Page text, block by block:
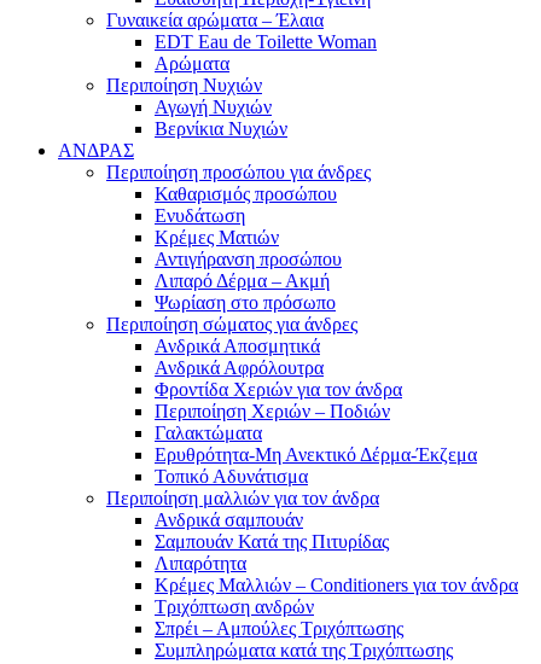
Γυναικεία αρώματα – Έλαια
EDT Eau de Toilette Woman
Αρώματα
Περιποίηση Νυχιών
Αγωγή Νυχιών
Βερνίκια Νυχιών
ΑΝΔΡΑΣ
Περιποίηση προσώπου για άνδρες
Καθαρισμός προσώπου
Ενυδάτωση
Κρέμες Ματιών
Αντιγήρανση προσώπου
Λιπαρό Δέρμα – Ακμή
Ψωρίαση στο πρόσωπο
Περιποίηση σώματος για άνδρες
Ανδρικά Αποσμητικά
Ανδρικά Αφρόλουτρα
Φροντίδα Χεριών για τον άνδρα
Περιποίηση Χεριών – Ποδιών
Γαλακτώματα
Ερυθρότητα-Μη Ανεκτικό Δέρμα-Έκζεμα
Τοπικό Αδυνάτισμα
Περιποίηση μαλλιών για τον άνδρα
Ανδρικά σαμπουάν
Σαμπουάν Κατά της Πιτυρίδας
Λιπαρότητα
Κρέμες Μαλλιών – Conditioners για τον άνδρα
Τριχόπτωση ανδρών
Σπρέι – Αμπούλες Τριχόπτωσης
Συμπληρώματα κατά της Τριχόπτωσης